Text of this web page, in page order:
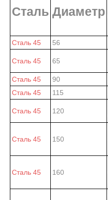
Сталь Диаметр
Сталь 45 56
Сталь 45 65
Сталь 45 90
Сталь 45
115
Сталь 45 120
Сталь 45 150
Сталь 45 160